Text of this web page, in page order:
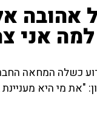
אהובה
אני
כשלה המחאה
"את מי היא